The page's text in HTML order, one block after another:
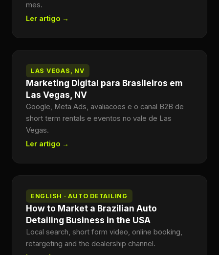
mes.
Ler artigo →
LAS VEGAS, NV
Marketing Digital para Brasileiros em
Las Vegas, NV
Google, Meta Ads, avaliacoes e o canal B2B de
short term rentals e eventos no vale de Las
Vegas.
Ler artigo →
ENGLISH · AUTO DETAILING
How to Market a Brazilian Auto
Detailing Business in the USA
Local search, short form video, online booking,
retargeting and the dealership channel.